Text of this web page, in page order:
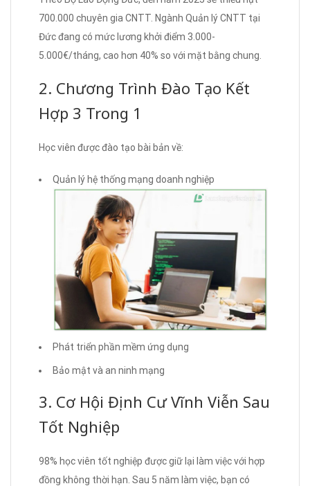
700.000 chuyên gia CNTT. Ngành Quản lý CNTT tại
Đức đang có mức lương khởi điểm 3.000-
5.000€/tháng, cao hơn 40% so với mặt bằng chung.
2. Chương Trình Đào Tạo Kết
Hợp 3 Trong 1
Học viên được đào tạo bài bản về:
Quản lý hệ thống mạng doanh nghiệp
Phát triển phần mềm ứng dụng
Bảo mật và an ninh mạng
3. Cơ Hội Định Cư Vĩnh Viễn Sau
Tốt Nghiệp
98% học viên tốt nghiệp được giữ lại làm việc với hợp
đồng không thời hạn. Sau 5 năm làm việc, bạn có